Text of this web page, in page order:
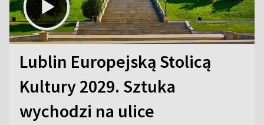
Lublin Europejską Stolicą
Kultury 2029. Sztuka
wychodzi na ulice